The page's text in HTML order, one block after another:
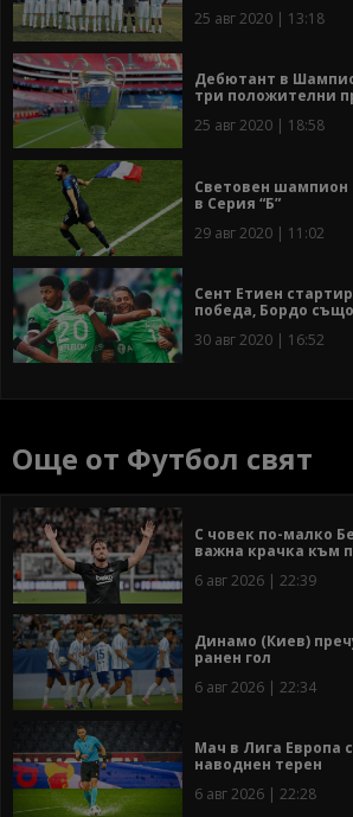
25 авг 2020 | 13:18
Дебютант в
три положителни
25 авг 2020 | 18:58
Световен шампион
в Серия “Б”
29 авг 2020 | 11:02
Сент Етиен
победа, Бордо
30 авг 2020 | 16:52
Още от Футбол свят
С човек по-малко
важна крачка към
6 авг 2026 | 22:39
Динамо (Киев)
ранен гол
6 авг 2026 | 22:34
Мач в Лига Европа
наводнен терен
6 авг 2026 | 22:28